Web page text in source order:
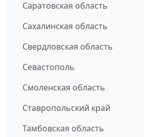
Саратовская область
Сахалинская область
Свердловская область
Севастополь
Смоленская область
Ставропольский край
Тамбовская область